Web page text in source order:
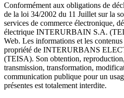
Conformément aux obligations de
de la loi 34/2002 du 11 Juillet sur la
services de commerce électronique,
électrique INTERURBAIN S.A.
Web. Les informations et les
propriété de INTERURBANS
(TEISA). Son obtention,
transmission, transformation,
communication publique pour un
présentes est totalement interdite.